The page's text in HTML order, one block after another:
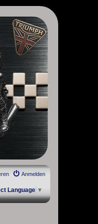
Street Twin,
Anmelden
Language ▼